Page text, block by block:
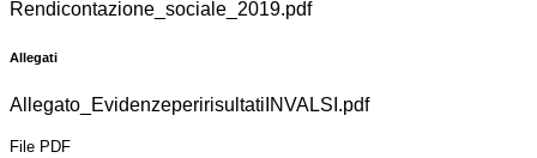
Rendicontazione_sociale_2019.pdf
Allegati
Allegato_EvidenzeperirisultatiINVALSI.pdf
File PDF